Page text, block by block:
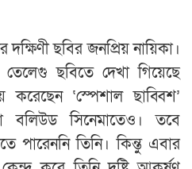
ছবির জনপ্রিয় নায়িকা।
ছবিতে দেখা গিয়েছে
করেছেন ‘স্পেশাল ছাব্বিশ’
বলিউড সিনেমাতেও। তবে
পারেননি তিনি। কিন্তু এবার